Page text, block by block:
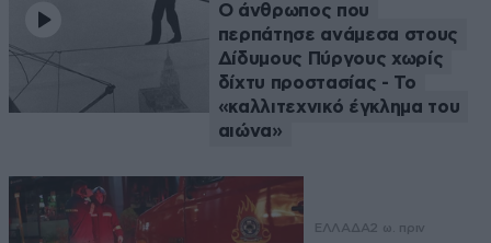
Ο άνθρωπος που
περπάτησε ανάμεσα στους
Δίδυμους Πύργους χωρίς
δίχτυ προστασίας - Το
«καλλιτεχνικό έγκλημα του
αιώνα»
ΕΛΛΑΔΑ2 ω. πριν